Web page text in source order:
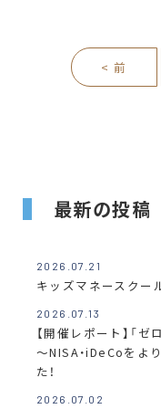
< 前
最新の投稿
2026.07.21
キッズマネースクー
2026.07.13
【開催レポート】「
～NISA・iDeCoをよ
た！
2026.07.02